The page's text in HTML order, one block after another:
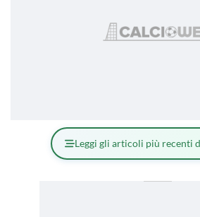
Leggi gli articoli più recenti